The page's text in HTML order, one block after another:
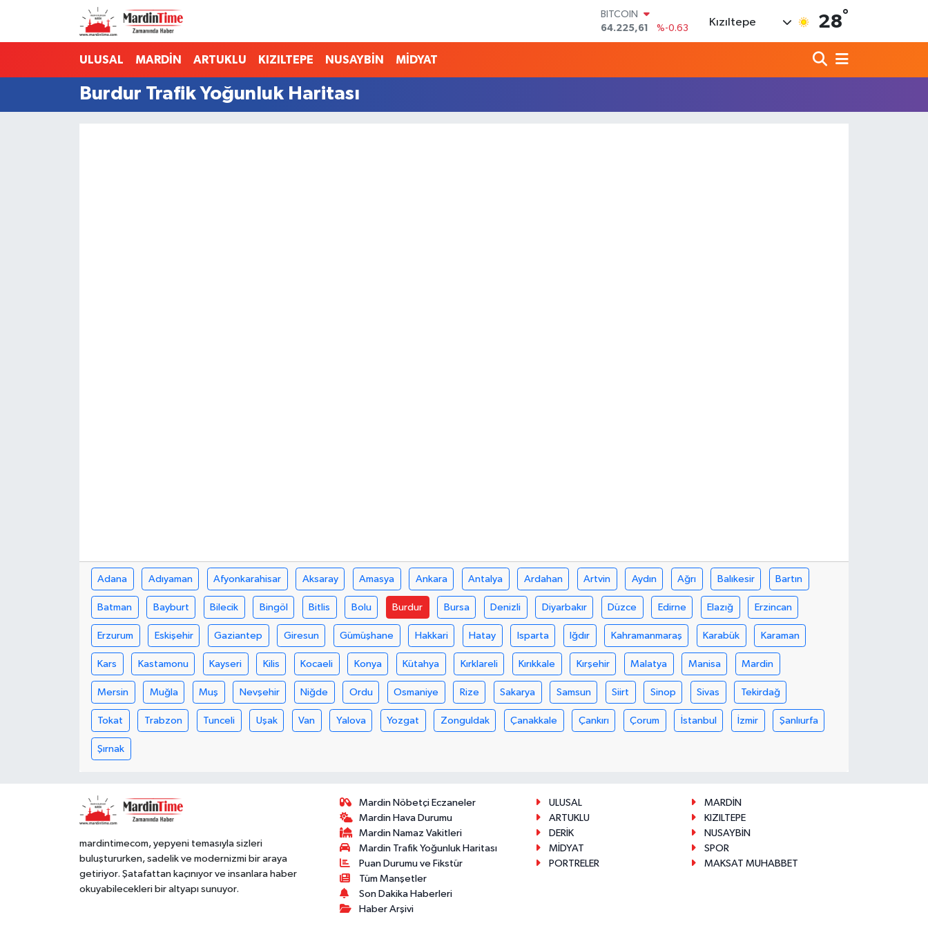
BITCOIN
64.225,61
%-0.63
DOLAR
64,2463
%0.07
Kızıltepe 28°
ULUSAL MARDİN ARTUKLU KIZILTEPE NUSAYBİN MİDYAT
Burdur Trafik Yoğunluk Haritası
Adana Adıyaman Afyonkarahisar Aksaray Amasya Ankara Antalya Ardahan Artvin Aydın Ağrı Balıkesir Bartın
Batman Bayburt Bilecik Bingöl Bitlis Bolu Burdur Bursa Denizli Diyarbakır Düzce Edirne Elazığ Erzincan
Erzurum Eskişehir Gaziantep Giresun Gümüşhane Hakkari Hatay Isparta Iğdır Kahramanmaraş Karabük Karaman
Kars Kastamonu Kayseri Kilis Kocaeli Konya Kütahya Kırklareli Kırıkkale Kırşehir Malatya Manisa Mardin
Mersin Muğla Muş Nevşehir Niğde Ordu Osmaniye Rize Sakarya Samsun Siirt Sinop Sivas Tekirdağ
Tokat Trabzon Tunceli Uşak Van Yalova Yozgat Zonguldak Çanakkale Çankırı Çorum İstanbul İzmir Şanlıurfa
Şırnak
mardintimecom, yepyeni temasıyla sizleri
buluştururken, sadelik ve modernizmi bir araya
getiriyor. Şatafattan kaçınıyor ve insanlara haber
okuyabilecekleri bir altyapı sunuyor.
Mardin Nöbetçi Eczaneler
Mardin Hava Durumu
Mardin Namaz Vakitleri
Mardin Trafik Yoğunluk Haritası
Puan Durumu ve Fikstür
Tüm Manşetler
Son Dakika Haberleri
Haber Arşivi
ULUSAL
MARDİN
ARTUKLU
KIZILTEPE
DERİK
NUSAYBİN
MİDYAT
SPOR
PORTRELER
MAKSAT MUHABBET
Mardin Nöbetçi Eczaneler
Mardin Hava Durumu